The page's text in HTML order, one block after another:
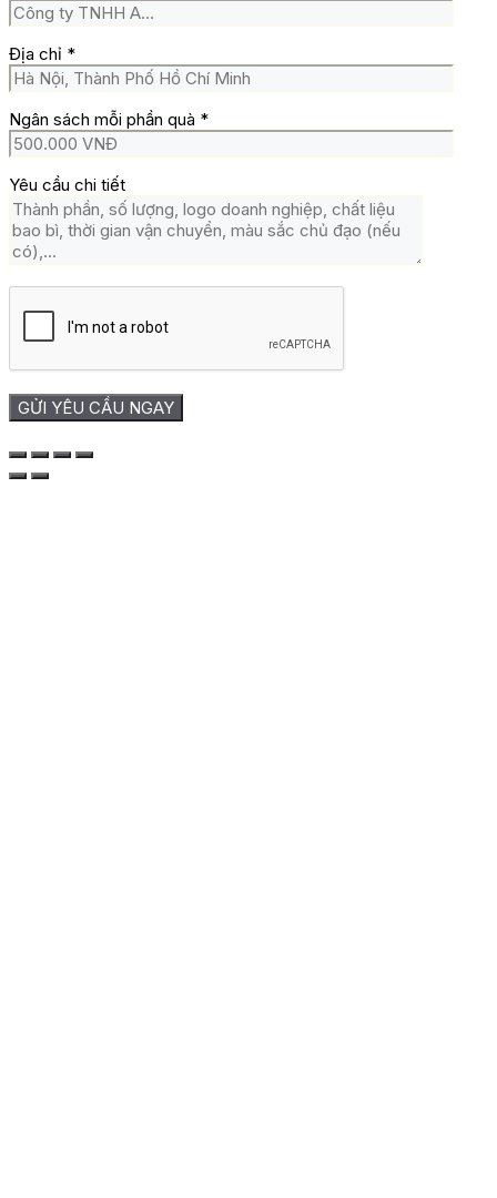
Địa chỉ *
Ngân sách mỗi phần quà *
Yêu cầu chi tiết